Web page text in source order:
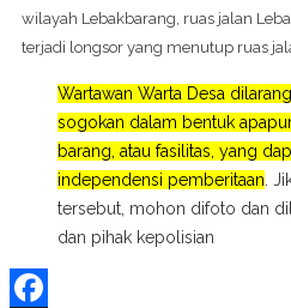
wilayah Lebakbarang, ruas jalan
terjadi longsor yang menutup ruas
Wartawan Warta Desa
sogokan dalam bentuk
barang, atau fasilitas, yang
independensi pemberitaan .
tersebut, mohon difoto dan
dan pihak kepolisian